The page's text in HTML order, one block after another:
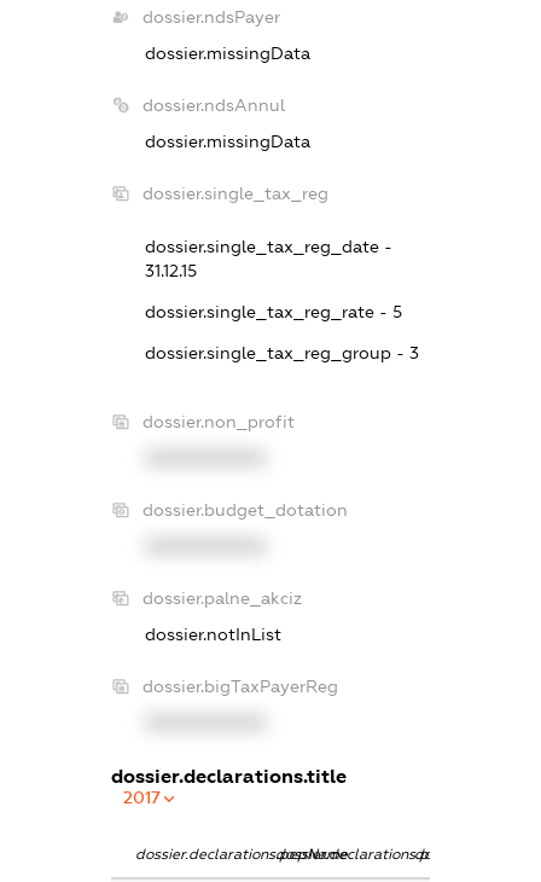
dossier.ndsPayer
dossier.missingData
dossier.ndsAnnul
dossier.missingData
dossier.single_tax_reg
dossier.single_tax_reg_date -
31.12.15
dossier.single_tax_reg_rate - 5
dossier.single_tax_reg_group - 3
dossier.non_profit
dossier.budget_dotation
dossier.palne_akciz
dossier.notInList
dossier.bigTaxPayerReg
dossier.declarations.title
2017
dossier.declarations.pepNamedossier.declarations.personName